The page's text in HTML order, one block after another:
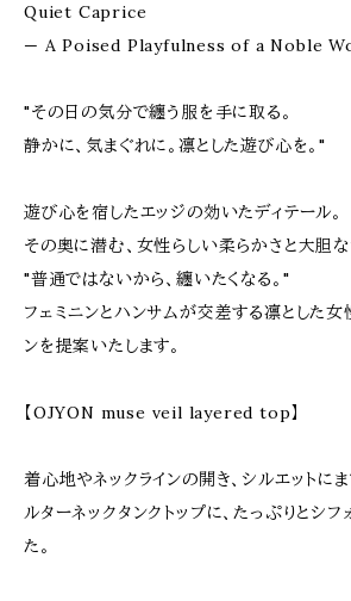
Quiet Caprice
— A Poised Playfulness of a Noble
"その日の気分で纏う服を手に取る。
静かに、気まぐれに。凛とした遊び心を。"
遊び心を宿したエッジの効いたディテール。
その奥に潜む、女性らしい柔らかさと大胆な
"普通ではないから、纏いたくなる。"
フェミニンとハンサムが交差する凛とした女
ンを提案いたします。
【OJYON muse veil layered top】
着心地やネックラインの開き、シルエットに
ルターネックタンクトップに、たっぷりとシ
た。